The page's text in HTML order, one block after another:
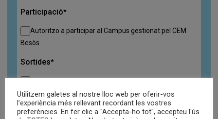
Participació*
Autoritzo a participar al Campus gestionat pel CEM
Besòs
Sortides*
Autoritzo a realitzar les sortides a l’entorn natural del
CEM Besòs
No autoritzo
Utilitzem galetes al nostre lloc web per oferir-vos
l’experiència més rellevant recordant les vostres
preferències. En fer clic a "Accepta-ho tot", accepteu l'ús